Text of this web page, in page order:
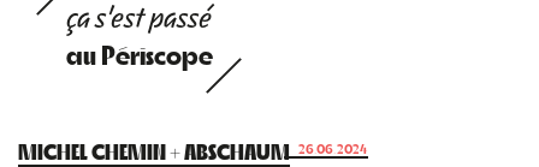
ça s'est passé
au Périscope
MICHEL CHEMIN + ABSCHAUM 26.06.2024